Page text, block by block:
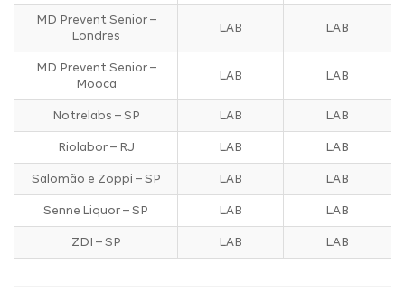
MD Prevent Senior –
Londres
LAB LAB
MD Prevent Senior –
Mooca
LAB LAB
Notrelabs – SP LAB LAB
Riolabor – RJ LAB LAB
Salomão e Zoppi – SP LAB LAB
Senne Liquor – SP LAB LAB
ZDI – SP LAB LAB